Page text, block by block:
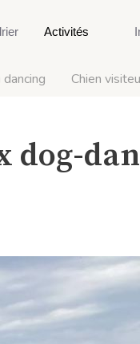
Activités
Chien
dog-